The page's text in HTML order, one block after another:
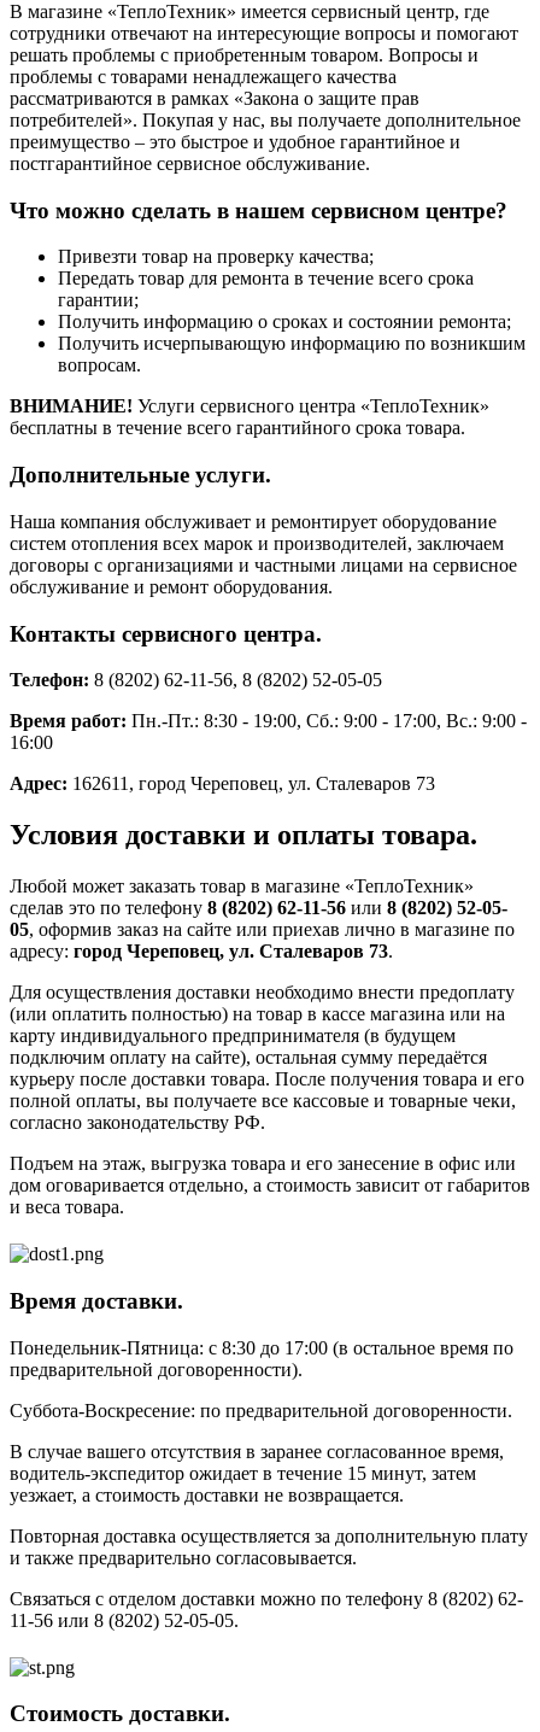
В магазине «ТеплоТехник» имеется сервисный центр, где
сотрудники отвечают на интересующие вопросы и помогают
решать проблемы с приобретенным товаром. Вопросы и
проблемы с товарами ненадлежащего качества
рассматриваются в рамках «Закона о защите прав
потребителей». Покупая у нас, вы получаете дополнительное
преимущество – это быстрое и удобное гарантийное и
постгарантийное сервисное обслуживание.
Что можно сделать в нашем сервисном центре?
Привезти товар на проверку качества;
Передать товар для ремонта в течение всего срока
гарантии;
Получить информацию о сроках и состоянии ремонта;
Получить исчерпывающую информацию по возникшим
вопросам.
ВНИМАНИЕ! Услуги сервисного центра «ТеплоТехник»
бесплатны в течение всего гарантийного срока товара.
Дополнительные услуги.
Наша компания обслуживает и ремонтирует оборудование
систем отопления всех марок и производителей, заключаем
договоры с организациями и частными лицами на сервисное
обслуживание и ремонт оборудования.
Контакты сервисного центра.
Телефон: 8 (8202) 62-11-56, 8 (8202) 52-05-05
Время работ: Пн.-Пт.: 8:30 - 19:00, Сб.: 9:00 - 17:00, Вс.: 9:00 -
16:00
Адрес: 162611, город Череповец, ул. Сталеваров 73
Условия доставки и оплаты товара.
Любой может заказать товар в магазине «ТеплоТехник»
сделав это по телефону 8 (8202) 62-11-56 или 8 (8202) 52-05-
05, оформив заказ на сайте или приехав лично в магазине по
адресу: город Череповец, ул. Сталеваров 73.
Для осуществления доставки необходимо внести предоплату
(или оплатить полностью) на товар в кассе магазина или на
карту индивидуального предпринимателя (в будущем
подключим оплату на сайте), остальная сумму передаётся
курьеру после доставки товара. После получения товара и его
полной оплаты, вы получаете все кассовые и товарные чеки,
согласно законодательству РФ.
Подъем на этаж, выгрузка товара и его занесение в офис или
дом оговаривается отдельно, а стоимость зависит от габаритов
и веса товара.
Время доставки.
Понедельник-Пятница: с 8:30 до 17:00 (в остальное время по
предварительной договоренности).
Суббота-Воскресение: по предварительной договоренности.
В случае вашего отсутствия в заранее согласованное время,
водитель-экспедитор ожидает в течение 15 минут, затем
уезжает, а стоимость доставки не возвращается.
Повторная доставка осуществляется за дополнительную плату
и также предварительно согласовывается.
Связаться с отделом доставки можно по телефону 8 (8202) 62-
11-56 или 8 (8202) 52-05-05.
Стоимость доставки.